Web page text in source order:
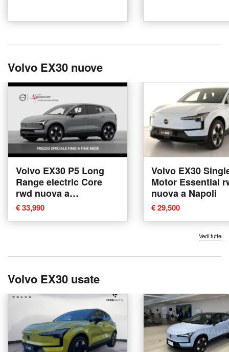
Volvo EX30 nuove
Volvo EX30 P5 Long
Range electric Core
rwd nuova a
Conegliano
€ 33,990
Volvo EX30
Motor Essential
nuova a Napoli
€ 29,500
Vedi tutte
Volvo EX30 usate